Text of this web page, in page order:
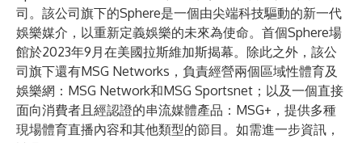
司。該公司旗下的Sphere是一個由尖端科技驅動的新一代
娛樂媒介，以重新定義娛樂的未來為使命。首個Sphere場
館於2023年9月在美國拉斯維加斯揭幕。除此之外，該公
司旗下還有MSG Networks，負責經營兩個區域性體育及
娛樂網：MSG Network和MSG Sportsnet；以及一個直接
面向消費者且經認證的串流媒體產品：MSG+，提供多種
現場體育直播內容和其他類型的節目。如需進一步資訊，